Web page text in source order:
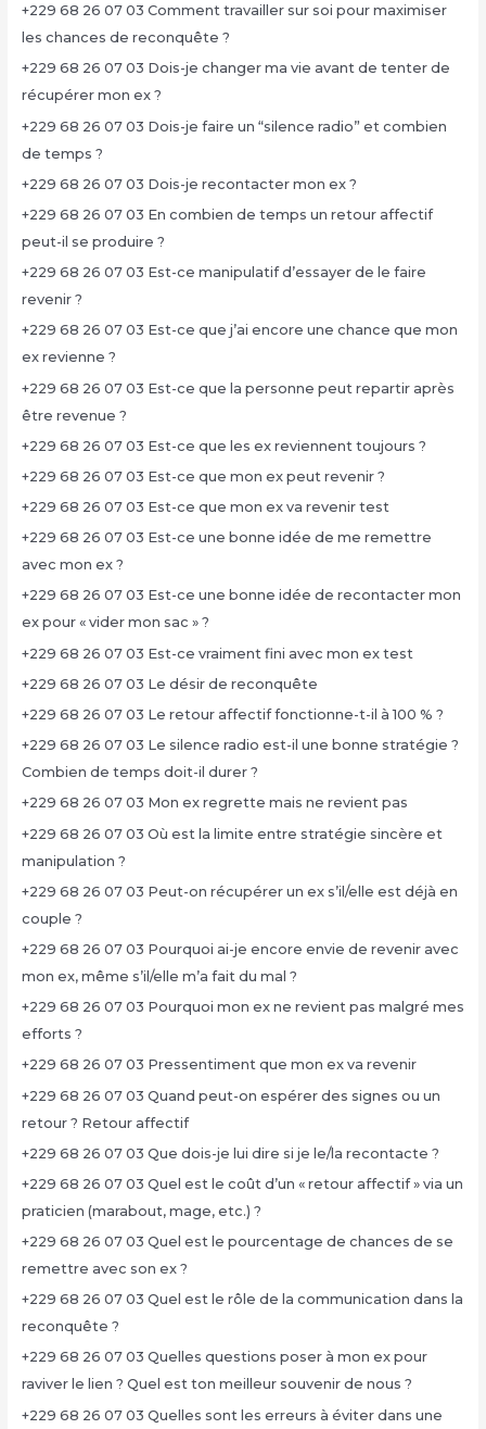
+229 68 26 07 03 Comment travailler sur soi pour maximiser
les chances de reconquête ?
+229 68 26 07 03 Dois-je changer ma vie avant de tenter de
récupérer mon ex ?
+229 68 26 07 03 Dois-je faire un “silence radio” et combien
de temps ?
+229 68 26 07 03 Dois-je recontacter mon ex ?
+229 68 26 07 03 En combien de temps un retour affectif
peut-il se produire ?
+229 68 26 07 03 Est-ce manipulatif d’essayer de le faire
revenir ?
+229 68 26 07 03 Est-ce que j’ai encore une chance que mon
ex revienne ?
+229 68 26 07 03 Est-ce que la personne peut repartir après
être revenue ?
+229 68 26 07 03 Est-ce que les ex reviennent toujours ?
+229 68 26 07 03 Est-ce que mon ex peut revenir ?
+229 68 26 07 03 Est-ce que mon ex va revenir test
+229 68 26 07 03 Est-ce une bonne idée de me remettre
avec mon ex ?
+229 68 26 07 03 Est-ce une bonne idée de recontacter mon
ex pour « vider mon sac » ?
+229 68 26 07 03 Est-ce vraiment fini avec mon ex test
+229 68 26 07 03 Le désir de reconquête
+229 68 26 07 03 Le retour affectif fonctionne-t-il à 100 % ?
+229 68 26 07 03 Le silence radio est-il une bonne stratégie ?
Combien de temps doit-il durer ?
+229 68 26 07 03 Mon ex regrette mais ne revient pas
+229 68 26 07 03 Où est la limite entre stratégie sincère et
manipulation ?
+229 68 26 07 03 Peut-on récupérer un ex s’il/elle est déjà en
couple ?
+229 68 26 07 03 Pourquoi ai-je encore envie de revenir avec
mon ex, même s’il/elle m’a fait du mal ?
+229 68 26 07 03 Pourquoi mon ex ne revient pas malgré mes
efforts ?
+229 68 26 07 03 Pressentiment que mon ex va revenir
+229 68 26 07 03 Quand peut-on espérer des signes ou un
retour ? Retour affectif
+229 68 26 07 03 Que dois-je lui dire si je le/la recontacte ?
+229 68 26 07 03 Quel est le coût d’un « retour affectif » via un
praticien (marabout, mage, etc.) ?
+229 68 26 07 03 Quel est le pourcentage de chances de se
remettre avec son ex ?
+229 68 26 07 03 Quel est le rôle de la communication dans la
reconquête ?
+229 68 26 07 03 Quelles questions poser à mon ex pour
raviver le lien ? Quel est ton meilleur souvenir de nous ?
+229 68 26 07 03 Quelles sont les erreurs à éviter dans une